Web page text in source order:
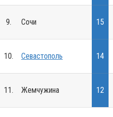
9. Сочи 15
10. Севастополь 14
11. Жемчужина 12